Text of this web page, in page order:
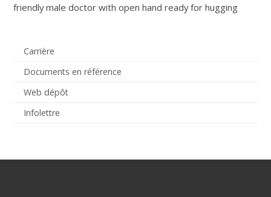
Carrière
Documents en référence
Web dépôt
Infolettre
friendly male doctor with open hand ready for hugging